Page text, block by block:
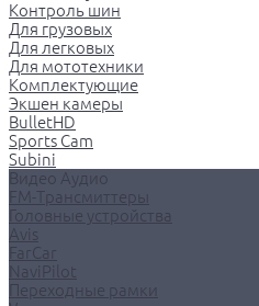
Контроль шин
Для грузовых
Для легковых
Для мототехники
Комплектующие
Экшен камеры
BulletHD
Sports Cam
Subini
Видео Аудио
FM-Трансмиттеры
Головные устройства
Avis
FarCar
NaviPilot
Переходные рамки